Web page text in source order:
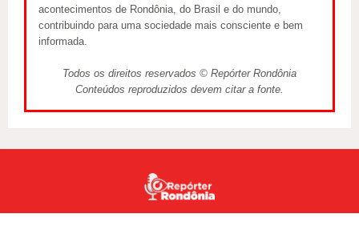
acontecimentos de Rondônia, do Brasil e do mundo,
contribuindo para uma sociedade mais consciente e bem
informada.
Todos os direitos reservados © Repórter Rondônia
Conteúdos reproduzidos devem citar a fonte.